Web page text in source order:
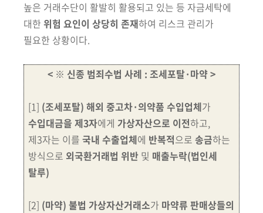
높은 거래수단이 활발히 활용되고 있는 등 자금세탁에
대한 위험 요인이 상당히 존재하여 리스크 관리가
필요한 상황이다.
< ※ 신종 범죄수법 사례 : 조세포탈·마약 >
[1] (조세포탈) 해외 중고차·의약품 수입업체가
수입대금을 제3자에게 가상자산으로 이전하고,
제3자는 이를 국내 수출업체에 반복적으로 송금하는
방식으로 외국환거래법 위반 및 매출누락(법인세
탈루)
[2] (마약) 불법 가상자산거래소가 마약류 판매상들의